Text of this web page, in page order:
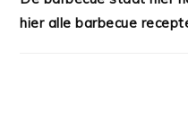
hier alle barbecue